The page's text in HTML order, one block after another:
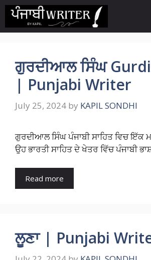
Skip
content
ਗੁਰਦੀਆਲ ਸਿੰਘ
| Punjabi Writer
July 25, 2024 by KAPIL SONDHI
ਗੁਰਦੀਆਲ ਸਿੰਘ ਪੰਜਾਬੀ ਸਾਹਿਤ ਵਿਚ ਇੱਕ
ਉਹ ਭਾਰਤੀ ਸਾਹਿਤ ਦੇ ਖੇਤਰ ਵਿੱਚ ਪੰਜਾਬੀ
Read more
ਲੂਣਾ | Punjabi